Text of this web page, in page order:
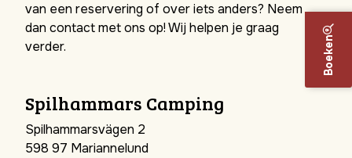
Boeken
van een reservering of over iets anders? Neem
dan contact met ons op! Wij helpen je graag
verder.
Spilhammars Camping
Spilhammarsvägen 2
598 97 Mariannelund